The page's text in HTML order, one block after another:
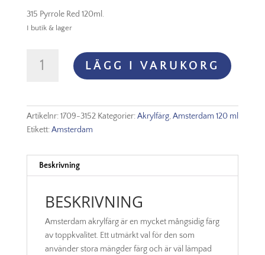
315 Pyrrole Red 120ml.
I butik & lager
Akryl
LÄGG I VARUKORG
Artikelnr:1709-3152 Kategorier:Akrylfärg,Amsterdam 120 ml
Etikett:Amsterdam
Beskrivning
BESKRIVNING
Amsterdam akrylfärg är en mycket mångsidig färg
av toppkvalitet. Ett utmärkt val för den som
använder stora mängder färg och är väl lämpad